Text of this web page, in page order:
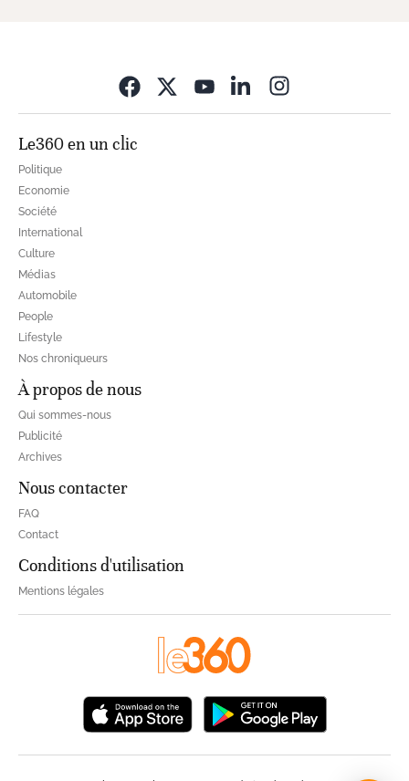
Le360 en un clic
Politique
Economie
Société
International
Culture
Médias
Automobile
People
Lifestyle
Nos chroniqueurs
À propos de nous
Qui sommes-nous
Publicité
Archives
Nous contacter
FAQ
Contact
Conditions d'utilisation
Mentions légales